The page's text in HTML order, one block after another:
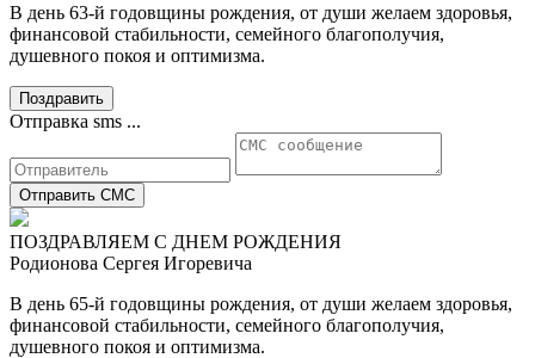
В день 63-й годовщины рождения, от души желаем здоровья,
финансовой стабильности, семейного благополучия,
душевного покоя и оптимизма.
Поздравить
Отправка sms ...
Отправить СМС
ПОЗДРАВЛЯЕМ С ДНЕМ РОЖДЕНИЯ
Родионова Сергея Игоревича
В день 65-й годовщины рождения, от души желаем здоровья,
финансовой стабильности, семейного благополучия,
душевного покоя и оптимизма.